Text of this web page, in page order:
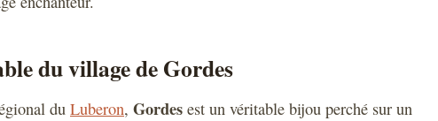
du village de Gordes
du Luberon, Gordes est un véritable bijou perché sur un